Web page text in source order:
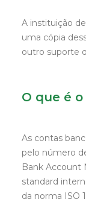
A instituição
uma cópia
outro suporte
O que é o
As contas
pelo número
Bank Account
standard
da norma ISO